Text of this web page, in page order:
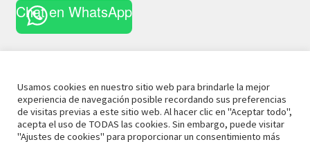
Chat en WhatsApp
© 2021 La Casa CuriosaAviso Legal
Términos y
Condiciones
Política de Privacidad Política de Cookies
Usamos cookies en nuestro sitio web para brindarle la mejor
experiencia de navegación posible recordando sus preferencias
de visitas previas a este sitio web. Al hacer clic en "Aceptar todo",
acepta el uso de TODAS las cookies. Sin embargo, puede visitar
"Ajustes de cookies" para proporcionar un consentimiento más